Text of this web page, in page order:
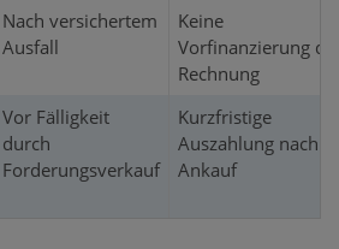
Nach versichertem
Ausfall
Keine
Vorfinanzierung
Rechnung
Vor Fälligkeit
durch
Forderungsverkauf
Kurzfristige
Auszahlung nach
Ankauf